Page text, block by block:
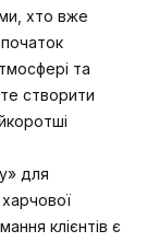
хто вже
та
створити
для
клієнтів є